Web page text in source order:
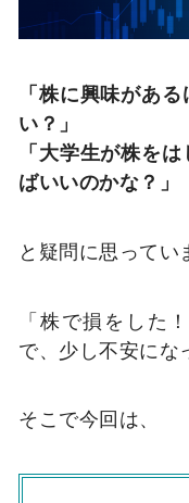
「株に興味があ
い？」
「大学生が株を
ばいいのかな？」
と疑問に思ってい
「株で損をした
で、少し不安にな
そこで今回は、